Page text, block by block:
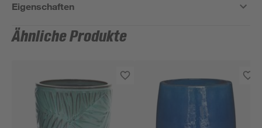
Eigenschaften
Ähnliche Produkte